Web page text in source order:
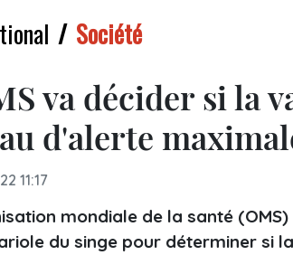
Société
va décider si la
d'alerte
11:17
mondiale de la santé
du singe pour déterminer si